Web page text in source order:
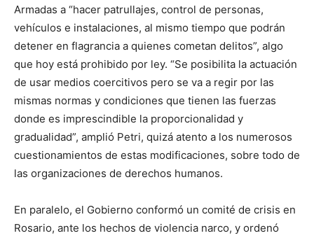
Armadas a “hacer patrullajes, control de personas,
vehículos e instalaciones, al mismo tiempo que podrán
detener en flagrancia a quienes cometan delitos”, algo
que hoy está prohibido por ley. “Se posibilita la actuación
de usar medios coercitivos pero se va a regir por las
mismas normas y condiciones que tienen las fuerzas
donde es imprescindible la proporcionalidad y
gradualidad”, amplió Petri, quizá atento a los numerosos
cuestionamientos de estas modificaciones, sobre todo de
las organizaciones de derechos humanos.
En paralelo, el Gobierno conformó un comité de crisis en
Rosario, ante los hechos de violencia narco, y ordenó